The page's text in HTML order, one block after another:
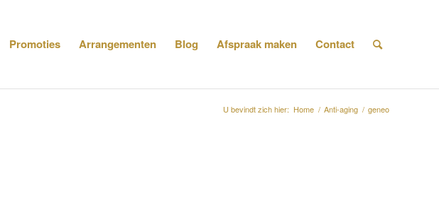
Promoties Arrangementen Blog Afspraak maken Contact
U bevindt zich hier: Home / Anti-aging / geneo